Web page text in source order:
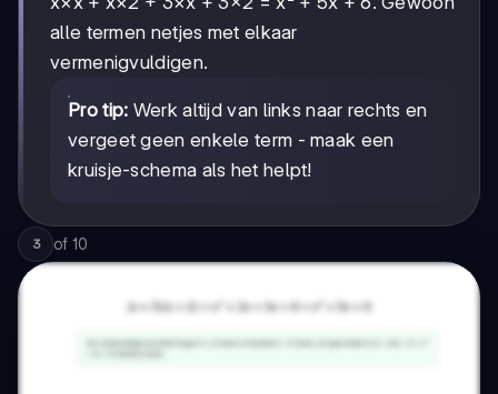
alle termen netjes met elkaar
vermenigvuldigen.
Pro tip: Werk altijd van links naar rechts en
vergeet geen enkele term - maak een
kruisje-schema als het helpt!
3 of 10